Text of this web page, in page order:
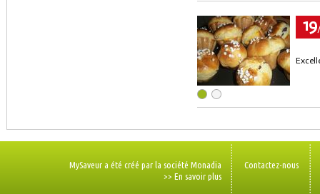
19
MySaveur a été créé par la société Monadia
>> En savoir plus
Contactez-nous